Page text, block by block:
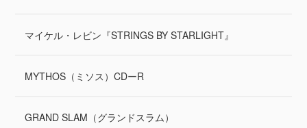
マイケル・レビン『STRINGS BY STARLIGHT』
MYTHOS（ミソス）CDーR
GRAND SLAM（グランドスラム）